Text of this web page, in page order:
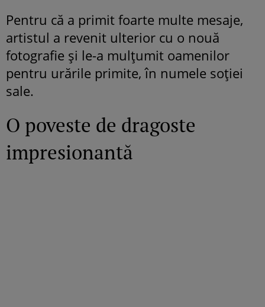
Pentru că a primit foarte multe mesaje,
artistul a revenit ulterior cu o nouă
fotografie și le-a mulțumit oamenilor
pentru urările primite, în numele soției
sale.
O poveste de dragoste
impresionantă